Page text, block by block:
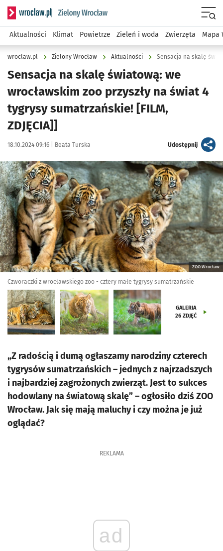
Serwis informacyjny wroclaw.pl podserwis: Środowisko we
Aktualności Klimat Powietrze Zieleń i woda Zwierzęta Mapa
wroclaw.pl Zielony Wrocław Aktualności
Sensacja na skalę światową: we
wrocławskim zoo przyszły na świat 4
tygrysy sumatrzańskie! [FILM,
ZDJĘCIA]]
Data publikacji:
18.10.2024 09:16 | Autor:
Beata Turska Udostępnijartykuł
Kliknij, aby zobaczyć galerię
ZOO Wrocław
Czworaczki z wrocławskiego zoo - cztery małe tygrysy sumatrzańskie
GALERIA
26 ZDJĘĆ
„Z radością i dumą ogłaszamy narodziny czterech
tygrysów sumatrzańskich – jednych z najrzadszych
i najbardziej zagrożonych zwierząt. Jest to sukces
hodowlany na światową skalę” – ogłosiło dziś ZOO
Wrocław. Jak się mają maluchy i czy można je już
oglądać?
REKLAMA
ad